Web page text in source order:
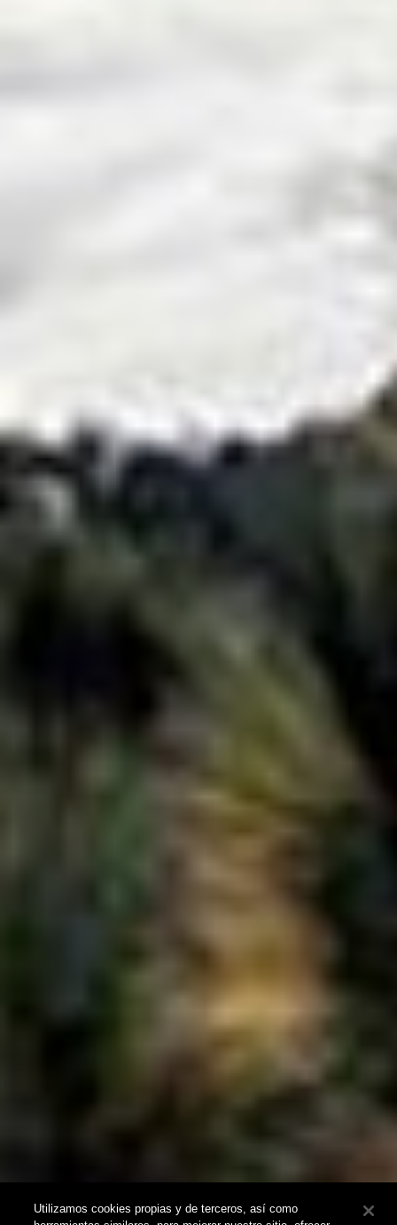
Utilizamos cookies propias y de terceros, así como